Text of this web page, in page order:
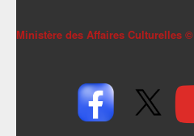
Ministère des Affaires Culturelles ©